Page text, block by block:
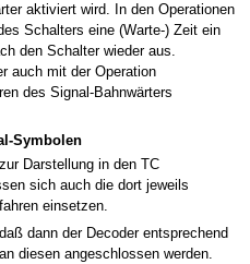
aktiviert wird. In den Operationen
Schalters eine (Warte-) Zeit ein
den Schalter wieder aus.
auch mit der Operation
des Signal-Bahnwärters
Symbolen
Darstellung in den TC
sich auch die dort jeweils
einsetzen.
dann der Decoder entsprechend
diesen angeschlossen werden.